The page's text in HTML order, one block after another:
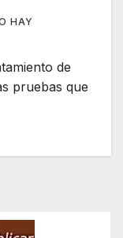
HAY
de
pruebas que